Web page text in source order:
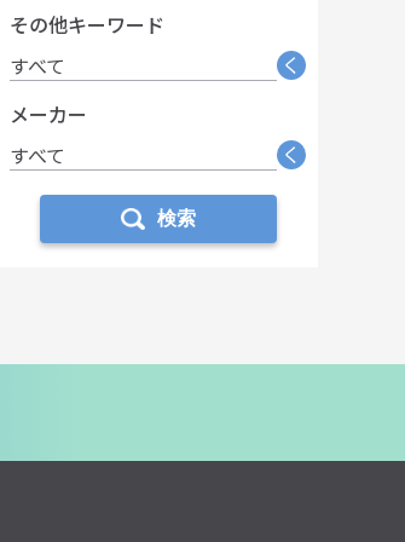
その他キーワード
すべて
く
メーカー
すべて
く
検索